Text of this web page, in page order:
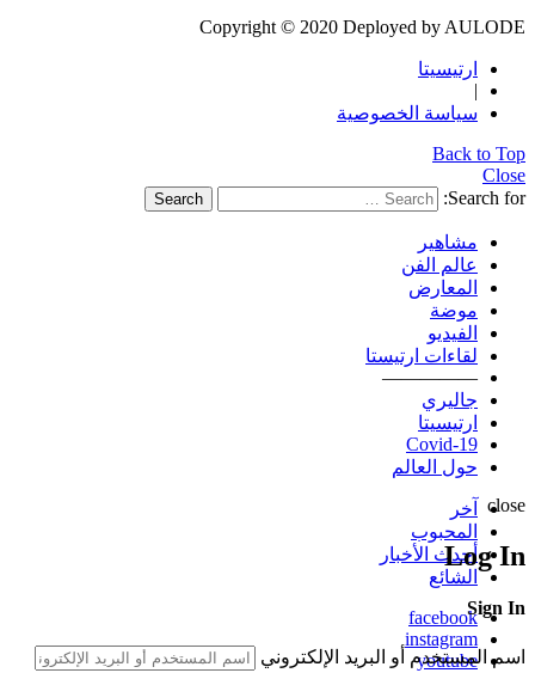
Copyright © 2020 Deployed by AULODE
ارتيسيتا
|
سياسة الخصوصية
Back to Top
Close
Search for:
Search
مشاهير
عالم الفن
المعارض
موضة
الفيديو
لقاءات ارتيستا
—————
جاليري
ارتيسيتا
Covid-19
حول العالم
آخر
المحبوب
أحدث الأخبار
الشائع
facebook
instagram
youtube
close
Log In
Sign In
اسم المستخدم أو البريد الإلكتروني